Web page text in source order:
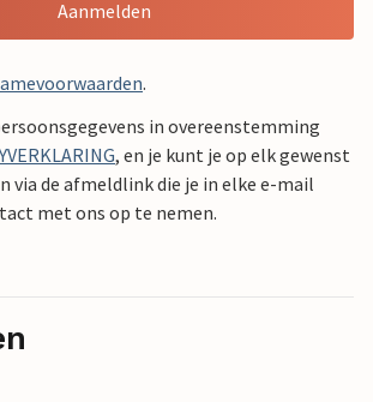
Aanmelden
.
in overeenstemming
, en je kunt je op elk gewenst
via de afmeldlink die je in elke e-mail
met ons op te nemen.